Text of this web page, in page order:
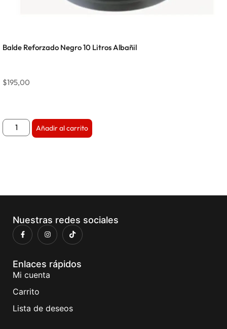
Balde Reforzado Negro 10 Litros Albañil
$195,00
Añadir al carrito
Nuestras redes sociales
Enlaces rápidos
Mi cuenta
Carrito
Lista de deseos